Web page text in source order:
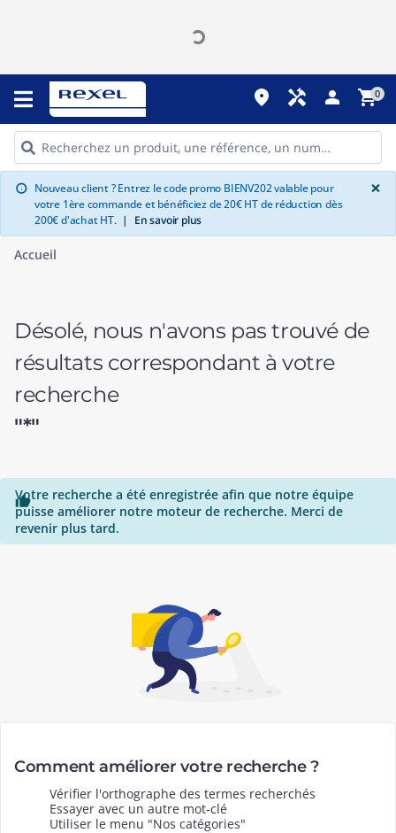
place handyman person shopping_cart0
info Nouveau client ? Entrez le code promo BIENV202 valable pour
votre 1ère commande et bénéficiez de 20€ HT de réduction dès
200€ d'achat HT. | En savoir plus
×
Accueil
Désolé, nous n'avons pas trouvé de
résultats correspondant à votre
recherche
"*"

Votre recherche a été enregistrée afin que notre équipe
puisse améliorer notre moteur de recherche. Merci de
revenir plus tard.
Comment améliorer votre recherche ?
Vérifier l'orthographe des termes recherchés
Essayer avec un autre mot-clé
Utiliser le menu "Nos catégories"